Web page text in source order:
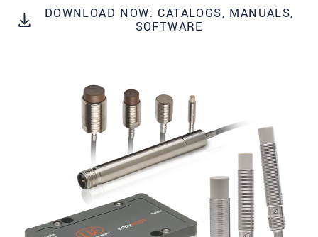
DOWNLOAD NOW: CATALOGS, MANUALS,
SOFTWARE
国*
メッセージ*
ご連絡願います
印刷された製品カタログを送ってくだ
さい